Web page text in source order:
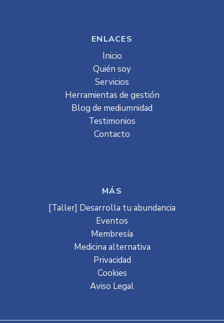
ENLACES
Inicio
Quién soy
Servicios
Herramientas de gestión
Blog de mediumnidad
Testimonios
Contacto
MÁS
[Taller] Desarrolla tu abundancia
Eventos
Membresía
Medicina alternativa
Privacidad
Cookies
Aviso Legal